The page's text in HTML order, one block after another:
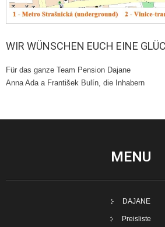
WIR WÜNSCHEN EUCH EINE
Für das ganze Team Pension Dajane
Anna Ada a František Bulín, die Inhabern
MENU
DAJANE
Preisliste